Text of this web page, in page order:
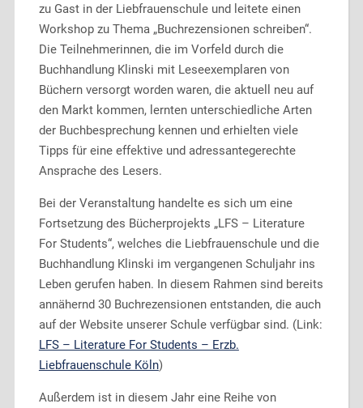
zu Gast in der Liebfrauenschule und leitete einen
Workshop zu Thema „Buchrezensionen schreiben“.
Die Teilnehmerinnen, die im Vorfeld durch die
Buchhandlung Klinski mit Leseexemplaren von
Büchern versorgt worden waren, die aktuell neu auf
den Markt kommen, lernten unterschiedliche Arten
der Buchbesprechung kennen und erhielten viele
Tipps für eine effektive und adressantegerechte
Ansprache des Lesers.
Bei der Veranstaltung handelte es sich um eine
Fortsetzung des Bücherprojekts „LFS – Literature
For Students“, welches die Liebfrauenschule und die
Buchhandlung Klinski im vergangenen Schuljahr ins
Leben gerufen haben. In diesem Rahmen sind bereits
annähernd 30 Buchrezensionen entstanden, die auch
auf der Website unserer Schule verfügbar sind. (Link:
LFS – Literature For Students – Erzb.
Liebfrauenschule Köln)
Außerdem ist in diesem Jahr eine Reihe von